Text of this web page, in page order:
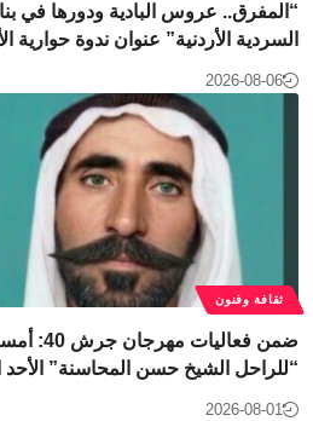
“المفرق.. عروس البادية ودورها في
السردية الأردنية” عنوان ندوة حوارية
2026-08-06
ثقافة وفنون
​ضمن فعاليات مهرجان
“للراحل الشيخ حسن المحاسنة” الأحد
2026-08-01